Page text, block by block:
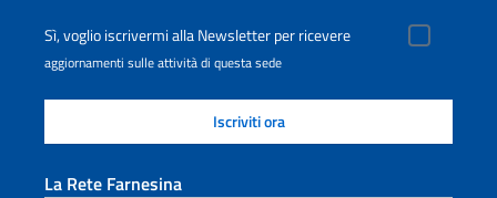
Sì, voglio iscrivermi alla Newsletter per ricevere
aggiornamenti sulle attività di questa sede
La Rete Farnesina